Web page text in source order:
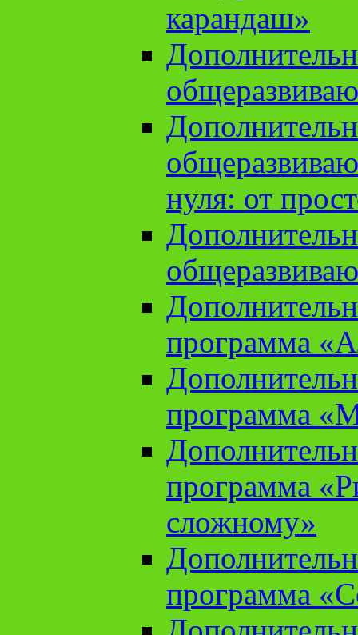
карандаш»
нуля: от
программа
программа
программа
сложному»
программа